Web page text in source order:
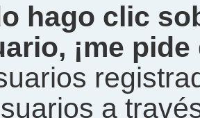
hago clic
¡me
a